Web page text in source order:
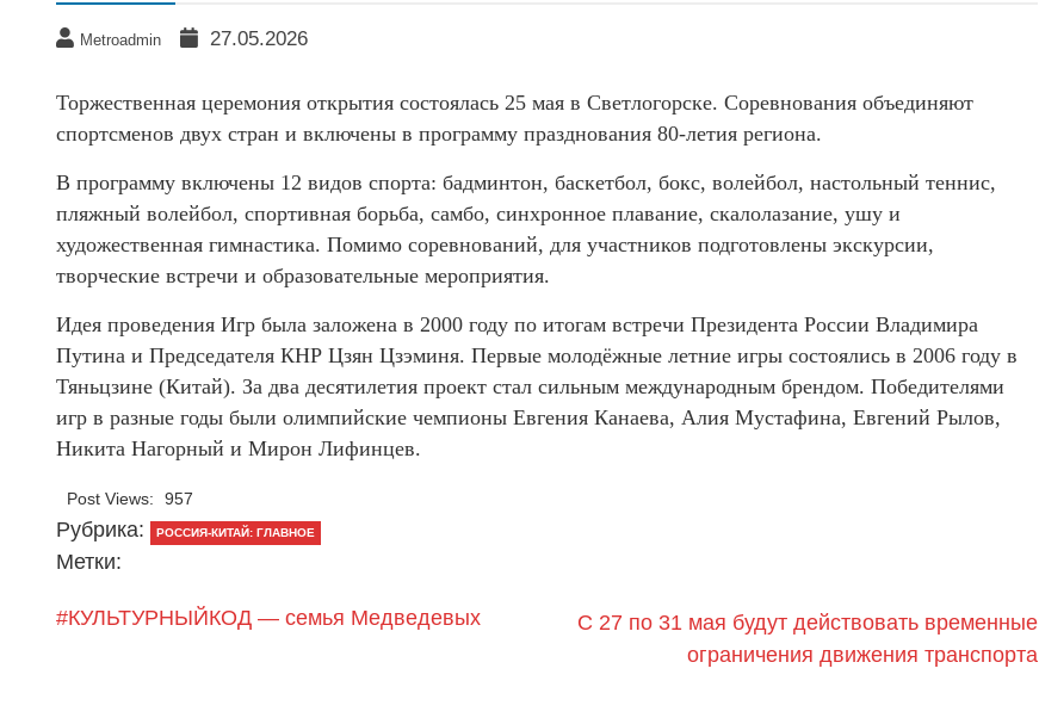
Metroadmin 27.05.2026
Торжественная церемония открытия состоялась 25 мая в Светлогорске. Соревнования объединяют
спортсменов двух стран и включены в программу празднования 80-летия региона.
В программу включены 12 видов спорта: бадминтон, баскетбол, бокс, волейбол, настольный теннис,
пляжный волейбол, спортивная борьба, самбо, синхронное плавание, скалолазание, ушу и
художественная гимнастика. Помимо соревнований, для участников подготовлены экскурсии,
творческие встречи и образовательные мероприятия.
Идея проведения Игр была заложена в 2000 году по итогам встречи Президента России Владимира
Путина и Председателя КНР Цзян Цзэминя. Первые молодёжные летние игры состоялись в 2006 году в
Тяньцзине (Китай). За два десятилетия проект стал сильным международным брендом. Победителями
игр в разные годы были олимпийские чемпионы Евгения Канаева, Алия Мустафина, Евгений Рылов,
Никита Нагорный и Мирон Лифинцев.
Post Views: 957
Рубрика: РОССИЯ-КИТАЙ: ГЛАВНОЕ
Метки:
#КУЛЬТУРНЫЙКОД — семья Медведевых
С 27 по 31 мая будут действовать временные
ограничения движения транспорта